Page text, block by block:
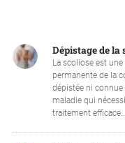
Dépistage de
La scoliose est
permanente de la
dépistée ni
maladie qui
traitement efficace....